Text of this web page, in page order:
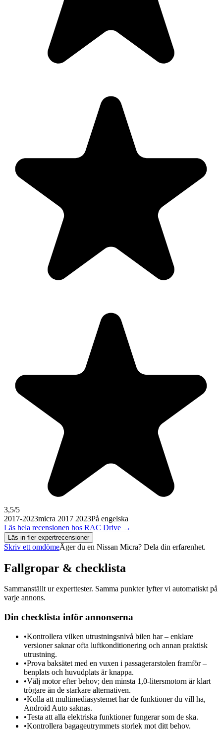
3,5/5
2017-2023micra 2017 2023På engelska
Läs hela recensionen hos RAC Drive →
Läs in fler expertrecensioner
Skriv ett omdömeÄger du en Nissan Micra? Dela din erfarenhet.
Fallgropar & checklista
Sammanställt ur experttester. Samma punkter lyfter vi automatiskt på
varje annons.
Din checklista inför annonserna
•Kontrollera vilken utrustningsnivå bilen har – enklare
versioner saknar ofta luftkonditionering och annan praktisk
utrustning.
•Prova baksätet med en vuxen i passagerarstolen framför –
benplats och huvudplats är knappa.
•Välj motor efter behov; den minsta 1,0-litersmotorn är klart
trögare än de starkare alternativen.
•Kolla att multimediasystemet har de funktioner du vill ha,
Android Auto saknas.
•Testa att alla elektriska funktioner fungerar som de ska.
•Kontrollera bagageutrymmets storlek mot ditt behov.